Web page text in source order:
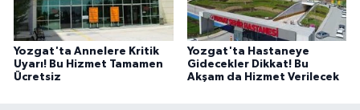
Yozgat'ta Annelere Kritik
Uyarı! Bu Hizmet Tamamen
Ücretsiz
Yozgat'ta Hastaneye
Gidecekler Dikkat! Bu
Akşam da Hizmet Verilecek